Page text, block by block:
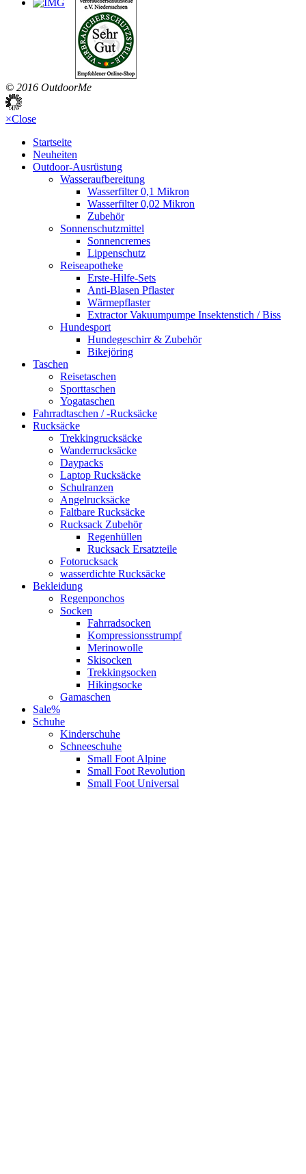
© 2016 OutdoorMe
×Close
Startseite
Neuheiten
Outdoor-Ausrüstung
Wasseraufbereitung
Wasserfilter 0,1 Mikron
Wasserfilter 0,02 Mikron
Zubehör
Sonnenschutzmittel
Sonnencremes
Lippenschutz
Reiseapotheke
Erste-Hilfe-Sets
Anti-Blasen Pflaster
Wärmepflaster
Extractor Vakuumpumpe Insektenstich / Biss
Hundesport
Hundegeschirr & Zubehör
Bikejöring
Taschen
Reisetaschen
Sporttaschen
Yogataschen
Fahrradtaschen / -Rucksäcke
Rucksäcke
Trekkingrucksäcke
Wanderrucksäcke
Daypacks
Laptop Rucksäcke
Schulranzen
Angelrucksäcke
Faltbare Rucksäcke
Rucksack Zubehör
Regenhüllen
Rucksack Ersatzteile
Fotorucksack
wasserdichte Rucksäcke
Bekleidung
Regenponchos
Socken
Fahrradsocken
Kompressionsstrumpf
Merinowolle
Skisocken
Trekkingsocken
Hikingsocke
Gamaschen
Sale%
Schuhe
Kinderschuhe
Schneeschuhe
Small Foot Alpine
Small Foot Revolution
Small Foot Universal